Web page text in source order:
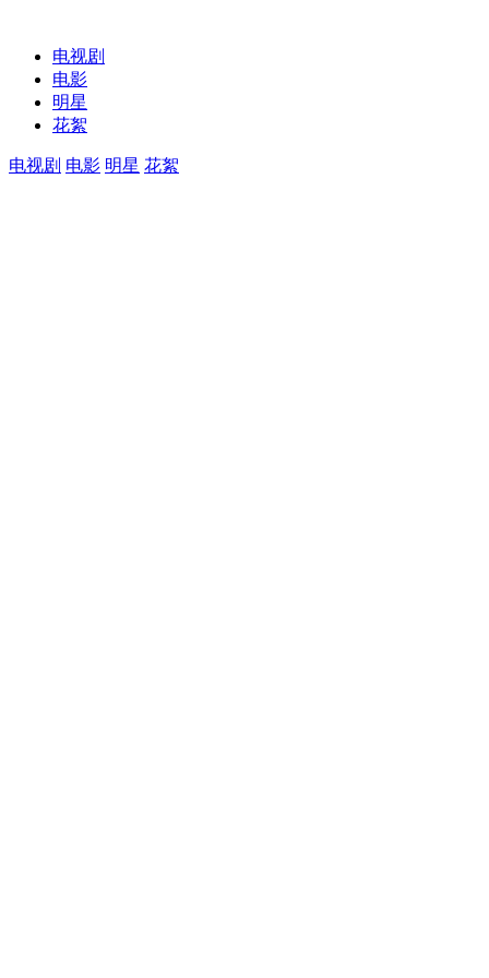
电视剧
电影
明星
花絮
电视剧 电影 明星 花絮